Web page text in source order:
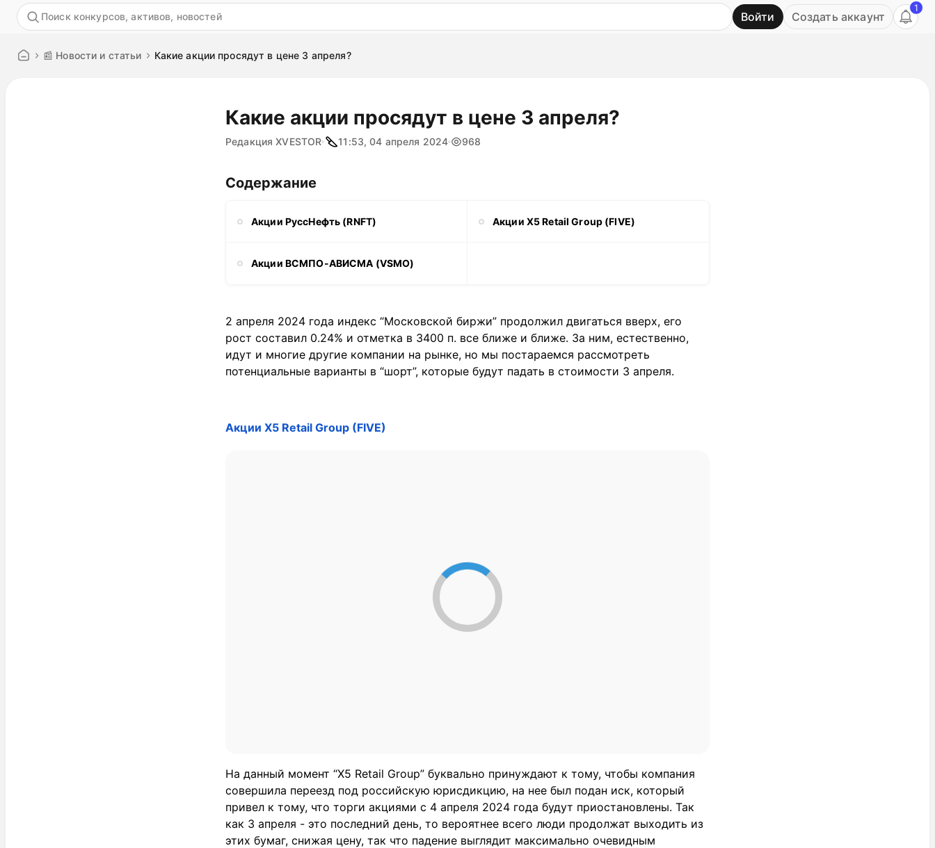
Войти Создать аккаунт
1
📰 Новости и статьи Какие акции просядут в цене 3 апреля?
Какие акции просядут в цене 3 апреля?
Редакция XVESTOR 11:53, 04 апреля 2024 968
Содержание
Акции РуссНефть (RNFT) Акции X5 Retail Group (FIVE)
Акции ВСМПО-АВИСМА (VSMO)
2 апреля 2024 года индекс “Московской биржи” продолжил двигаться вверх, его
рост составил 0.24% и отметка в 3400 п. все ближе и ближе. За ним, естественно,
идут и многие другие компании на рынке, но мы постараемся рассмотреть
потенциальные варианты в “шорт”, которые будут падать в стоимости 3 апреля.
Акции X5 Retail Group (FIVE)
На данный момент “X5 Retail Group” буквально принуждают к тому, чтобы компания
совершила переезд под российскую юрисдикцию, на нее был подан иск, который
привел к тому, что торги акциями с 4 апреля 2024 года будут приостановлены. Так
как 3 апреля - это последний день, то вероятнее всего люди продолжат выходить из
этих бумаг, снижая цену, так что падение выглядит максимально очевидным